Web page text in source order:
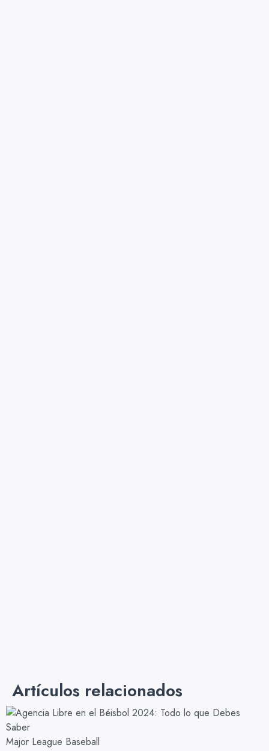
Artículos relacionados
Major League Baseball